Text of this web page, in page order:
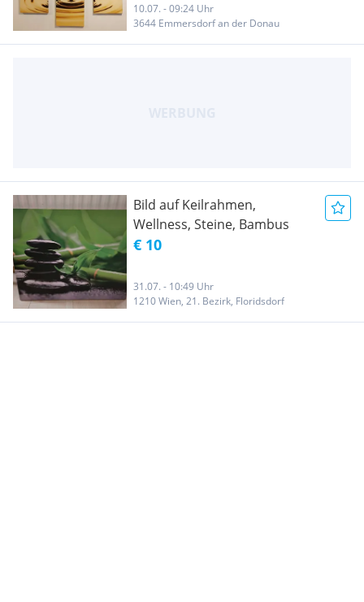
10.07. - 09:24 Uhr
3644 Emmersdorf an der Donau
Bild auf Keilrahmen,
Wellness, Steine, Bambus
€ 10
31.07. - 10:49 Uhr
1210 Wien, 21. Bezirk, Floridsdorf